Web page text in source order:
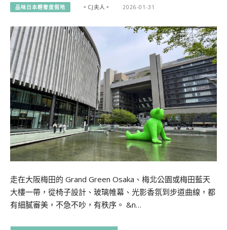
品味日本輕奢度假地 。CJ夫人。 2026-01-31
走在大阪梅田的 Grand Green Osaka、梅北公園或梅田藍天
大樓一帶，從椅子設計、玻璃帷幕、光影香氛到步道曲線，都
有細膩審美，不急不吵，有秩序。 &n…